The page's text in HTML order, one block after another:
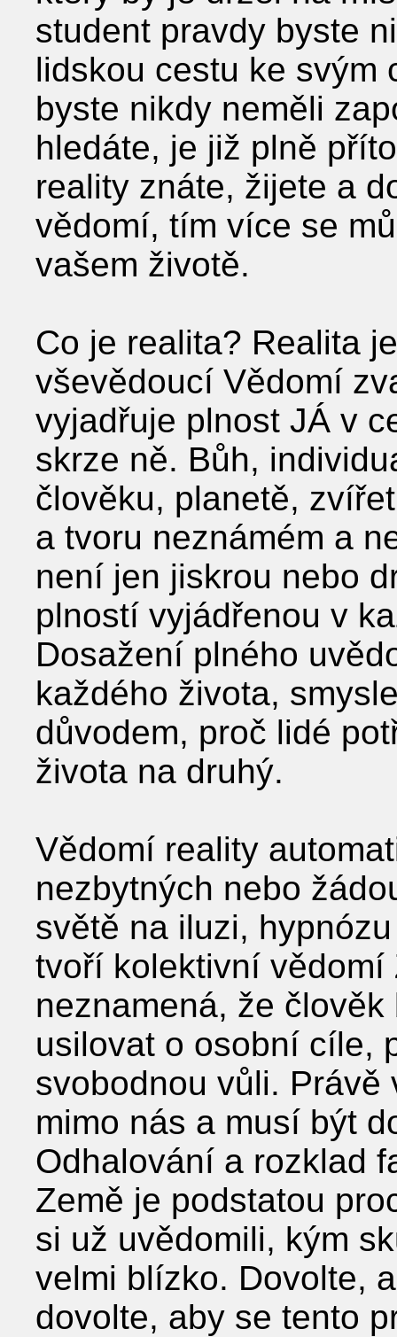
student pravdy byste
lidskou cestu ke svým
byste nikdy neměli
hledáte, je již plně
reality znáte, žijete a
vědomí, tím více se
vašem životě.
Co je realita? Realita
vševědoucí Vědomí
vyjadřuje plnost JÁ v
skrze ně. Bůh,
člověku, planetě,
a tvoru neznámém a
není jen jiskrou nebo
plností vyjádřenou v
Dosažení plného
každého života,
důvodem, proč lidé
života na druhý.
Vědomí reality
nezbytných nebo
světě na iluzi,
tvoří kolektivní vědomí
neznamená, že
usilovat o osobní cíle,
svobodnou vůli.
mimo nás a musí být
Odhalování a rozklad
Země je podstatou
si už uvědomili, kým
velmi blízko. Dovolte,
dovolte, aby se tento